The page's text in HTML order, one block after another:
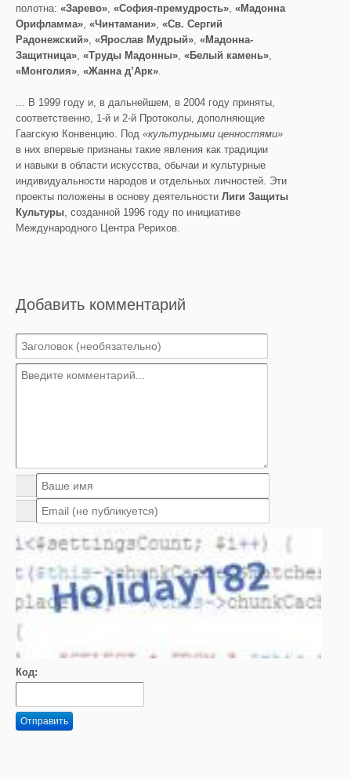
полотна: «Зарево», «София-премудрость», «Мадонна
Орифламма», «Чинтамани», «Св. Сергий
Радонежский», «Ярослав Мудрый», «Мадонна-
Защитница», «Труды Мадонны», «Белый камень»,
«Монголия», «Жанна д’Арк».
... В 1999 году и, в дальнейшем, в 2004 году приняты,
соответственно, 1-й и 2-й Протоколы, дополняющие
Гаагскую Конвенцию. Под «культурными ценностями»
в них впервые признаны такие явления как традиции
и навыки в области искусства, обычаи и культурные
индивидуальности народов и отдельных личностей. Эти
проекты положены в основу деятельности Лиги Защиты
Культуры, созданной 1996 году по инициативе
Международного Центра Рерихов.
Добавить комментарий
Код:
Отправить